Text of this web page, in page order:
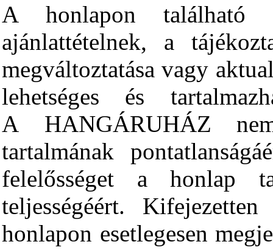
A honlapon található
ajánlattételnek, a
megváltoztatása vagy
lehetséges és
A HANGÁRUHÁZ
tartalmának
felelősséget a honlap
teljességéért.
honlapon esetlegesen